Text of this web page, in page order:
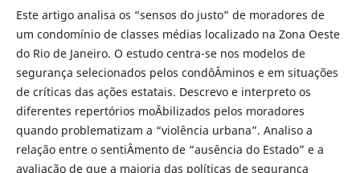
Este artigo analisa os “sensos do justo” de moradores de
um condomínio de classes médias localizado na Zona Oeste
do Rio de Janeiro. O estudo centra-se nos modelos de
segurança selecionados pelos condôÂ­minos e em situações
de críticas das ações estatais. Descrevo e interpreto os
diferentes repertórios moÂ­bilizados pelos moradores
quando problematizam a “violência urbana”. Analiso a
relação entre o sentiÂ­mento de “ausência do Estado” e a
avaliação de que a maioria das políticas de segurança